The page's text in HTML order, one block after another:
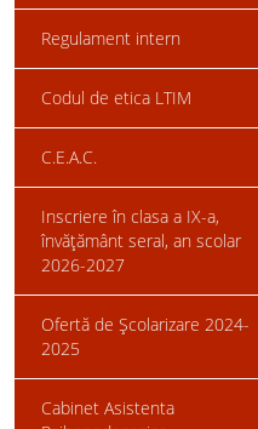
Regulament intern
Codul de etica LTIM
C.E.A.C.
Inscriere în clasa a IX-a,
învățământ seral, an scolar
2026-2027
Ofertă de Școlarizare 2024-
2025
Cabinet Asistenta